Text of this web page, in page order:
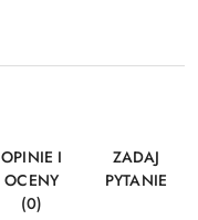
OPINIE I
OCENY
(0)
ZADAJ
PYTANIE